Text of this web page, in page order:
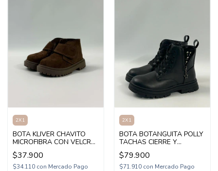
2X1
BOTA KLIVER CHAVITO
MICROFIBRA CON VELCRO
21-28 (KV2320)
$37.900
$34.110 con Mercado Pago
2X1
BOTA BOTANGUITA POLLY
TACHAS CIERRE Y
CORDON 30-36
(1BOPOLLY)
$79.900
$71.910 con Mercado Pago